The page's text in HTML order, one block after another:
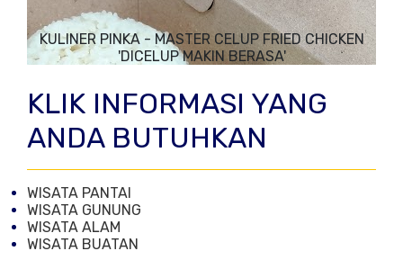
KULINER PINKA - MASTER CELUP FRIED CHICKEN
'DICELUP MAKIN BERASA'
KLIK INFORMASI YANG
ANDA BUTUHKAN
WISATA PANTAI
WISATA GUNUNG
WISATA ALAM
WISATA BUATAN